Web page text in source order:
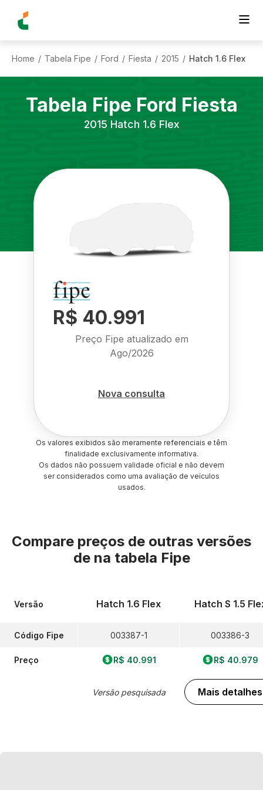
Home / Tabela Fipe / Ford / Fiesta / 2015 / Hatch 1.6 Flex
Tabela Fipe Ford Fiesta
2015 Hatch 1.6 Flex
R$ 40.991
Preço Fipe atualizado em
Ago/2026
Nova consulta
Os valores exibidos são meramente referenciais e têm
finalidade exclusivamente informativa.
Os dados não possuem validade oficial e não devem
ser considerados como uma avaliação de veículos
usados.
Compare preços de outras versões
de na tabela Fipe
Versão
Código Fipe
Preço
Hatch 1.6 Flex
003387-1
R$ 40.991
Versão pesquisada
Hatch S 1.5
003386-3
R$ 40.979
Mais detalhes